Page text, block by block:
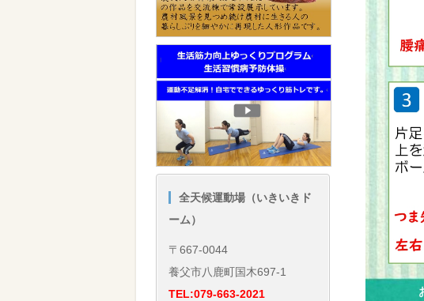
全天候運動場（いきいきド
ーム）
〒667-0044
養父市八鹿町国木697-1
TEL:079-663-2021